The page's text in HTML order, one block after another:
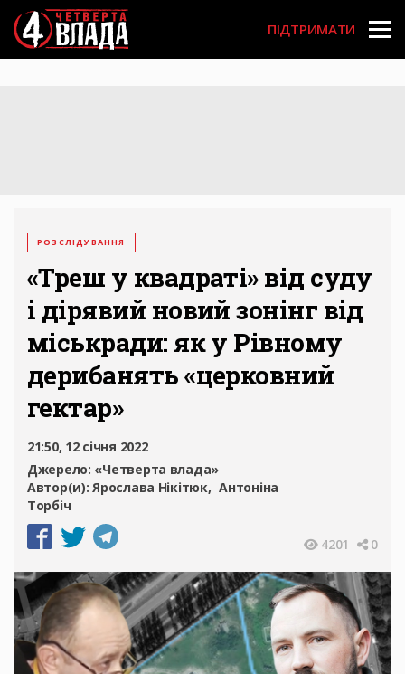
Перейти
до
основного
вмісту
User
account
ПІДТРИМАТИ
РОЗСЛІДУВАННЯ
«Треш у квадраті» від суду
і дірявий новий зонінг від
міськради: як у Рівному
дерибанять «церковний
гектар»
21:50, 12 січня 2022
Джерело: «Четверта влада»
Автор(и):Ярослава Нікітюк
Антоніна
Торбіч
4201 0